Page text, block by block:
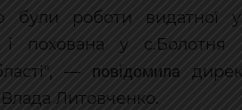
були роботи видатної
похована у с.Болотня
— повідомила
Литовченко.